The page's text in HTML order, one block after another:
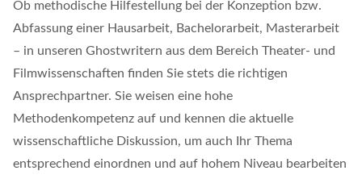
Ob methodische Hilfestellung bei der Konzeption bzw.
Abfassung einer Hausarbeit, Bachelorarbeit, Masterarbeit
– in unseren Ghostwritern aus dem Bereich Theater- und
Filmwissenschaften finden Sie stets die richtigen
Ansprechpartner. Sie weisen eine hohe
Methodenkompetenz auf und kennen die aktuelle
wissenschaftliche Diskussion, um auch Ihr Thema
entsprechend einordnen und auf hohem Niveau bearbeiten